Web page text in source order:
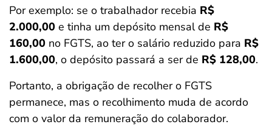
Por exemplo: se o trabalhador recebia R$
2.000,00 e tinha um depósito mensal de R$
160,00 no FGTS, ao ter o salário reduzido para R$
1.600,00, o depósito passará a ser de R$ 128,00.
Portanto, a obrigação de recolher o FGTS
permanece, mas o recolhimento muda de acordo
com o valor da remuneração do colaborador.